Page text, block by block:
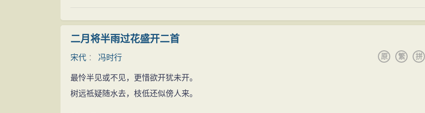
“好，冯时行，你不懂规矩，就不要怪我不客气了！来呀，飞虎军何在？给我开库取钱！”气急败坏
的李炯一声令下，五百飞虎军直奔官库。
冯时行一看大事不好，立刻前往官库，坐在大门口，厉声呵斥：“你们是朝廷的
，应该保卫百
姓的安宁，可你们今天却公然无视朝廷法度，强取朝廷财物，霸占
想要拿走官库中一枚铜钱，就必须从我身上踏过去！”
二月将半雨过花盛开二首
宋代 ： 冯时行 拼
繁
原
最怜半见或不见，更惜欲开犹未开。
树远祗疑随水去，枝低还似傍人来。